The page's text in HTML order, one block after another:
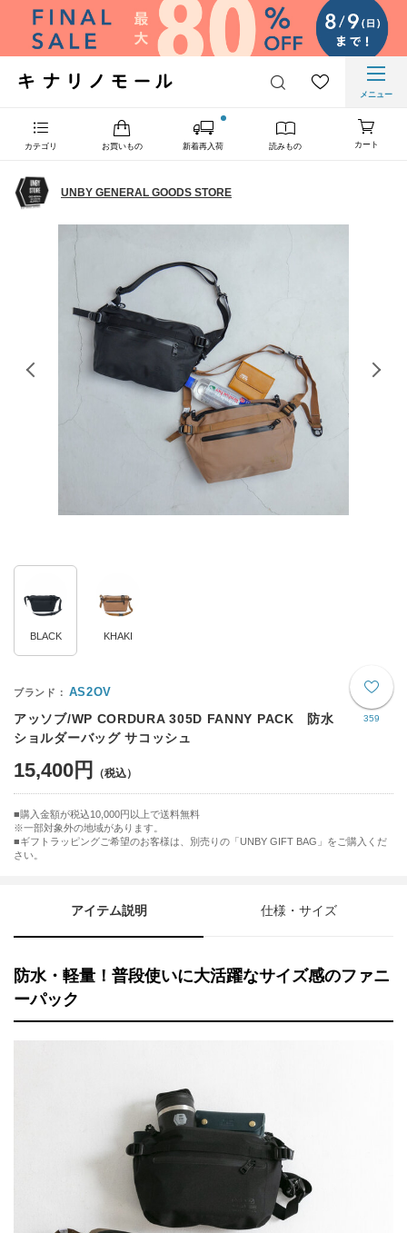
メニュー
カテゴリ お買いもの 新着再入荷 読みもの カート
UNBY GENERAL GOODS STORE
BLACK KHAKI
359
AS2OV
アッソブ/WP CORDURA 305D FANNY PACK 防水
ショルダーバッグ サコッシュ
15,400円
購入金額が税込10,000円以上で送料無料
※一部対象外の地域があります。
ギフトラッピングご希望のお客様は、別売りの「UNBY GIFT BAG」をご購入くだ
さい。
アイテム説明 仕様・サイズ
防水・軽量！普段使いに大活躍なサイズ感のファニ
ーパック